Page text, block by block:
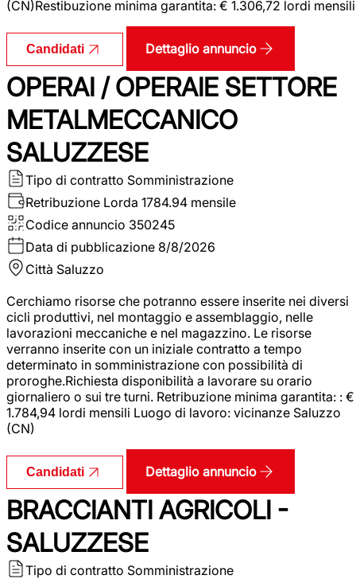
(CN)Restibuzione minima garantita: € 1.306,72 lordi mensili
Candidati Dettaglio annuncio
OPERAI / OPERAIE SETTORE
METALMECCANICO
SALUZZESE
Tipo di contratto Somministrazione
Retribuzione Lorda 1784.94 mensile
Codice annuncio 350245
Data di pubblicazione 8/8/2026
Città Saluzzo
Cerchiamo risorse che potranno essere inserite nei diversi
cicli produttivi, nel montaggio e assemblaggio, nelle
lavorazioni meccaniche e nel magazzino. Le risorse
verranno inserite con un iniziale contratto a tempo
determinato in somministrazione con possibilità di
proroghe.Richiesta disponibilità a lavorare su orario
giornaliero o sui tre turni. Retribuzione minima garantita: : €
1.784,94 lordi mensili Luogo di lavoro: vicinanze Saluzzo
(CN)
Candidati Dettaglio annuncio
BRACCIANTI AGRICOLI -
SALUZZESE
Tipo di contratto Somministrazione